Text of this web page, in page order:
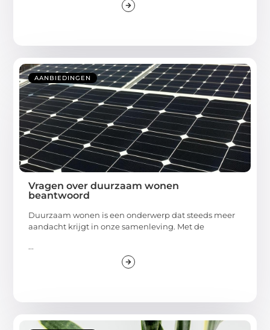
AANBIEDINGEN
Vragen over duurzaam wonen
beantwoord
Duurzaam wonen is een onderwerp dat steeds meer
aandacht krijgt in onze samenleving. Met de
...